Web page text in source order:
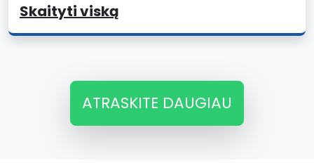
Skaityti viską
ATRASKITE DAUGIAU